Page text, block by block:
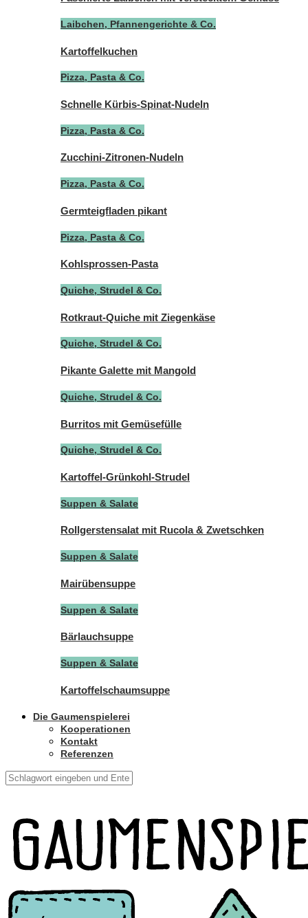
Laibchen, Pfannengerichte & Co.
Kartoffelkuchen
Pizza, Pasta & Co.
Schnelle Kürbis-Spinat-Nudeln
Pizza, Pasta & Co.
Zucchini-Zitronen-Nudeln
Pizza, Pasta & Co.
Germteigfladen pikant
Pizza, Pasta & Co.
Kohlsprossen-Pasta
Quiche, Strudel & Co.
Rotkraut-Quiche mit Ziegenkäse
Quiche, Strudel & Co.
Pikante Galette mit Mangold
Quiche, Strudel & Co.
Burritos mit Gemüsefülle
Quiche, Strudel & Co.
Kartoffel-Grünkohl-Strudel
Suppen & Salate
Rollgerstensalat mit Rucola & Zwetschken
Suppen & Salate
Mairübensuppe
Suppen & Salate
Bärlauchsuppe
Suppen & Salate
Kartoffelschaumsuppe
Die Gaumenspielerei
Kooperationen
Kontakt
Referenzen